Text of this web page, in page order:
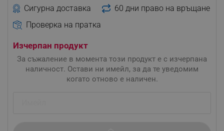
Сигурна доставка
60 дни право на връщане
Проверка на пратка
Изчерпан продукт
За съжаление в момента този продукт е с изчерпана
наличност. Остави ни имейл, за да те уведомим
когато отново е наличен.